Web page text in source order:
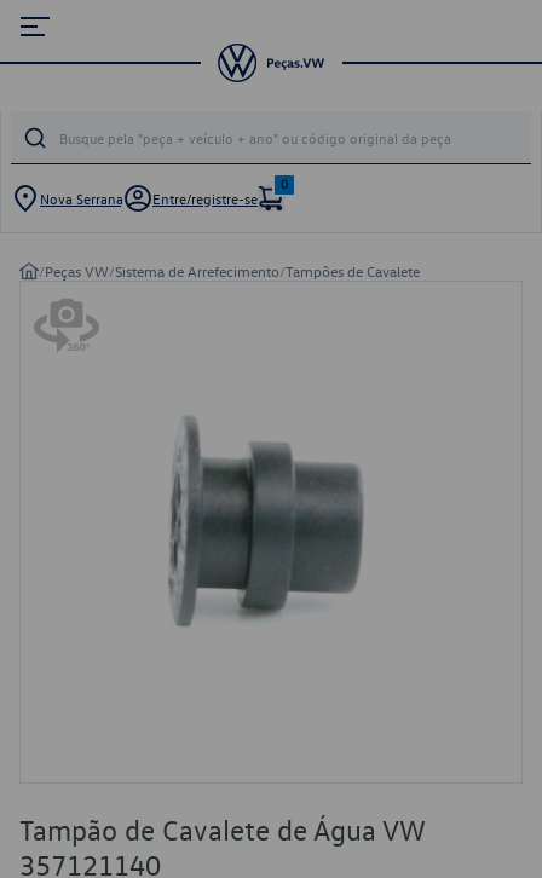
Nova Serrana Entre/registre-se
0
/Peças VW/Sistema de Arrefecimento/Tampões de Cavalete
Tampão de Cavalete de Água VW
357121140